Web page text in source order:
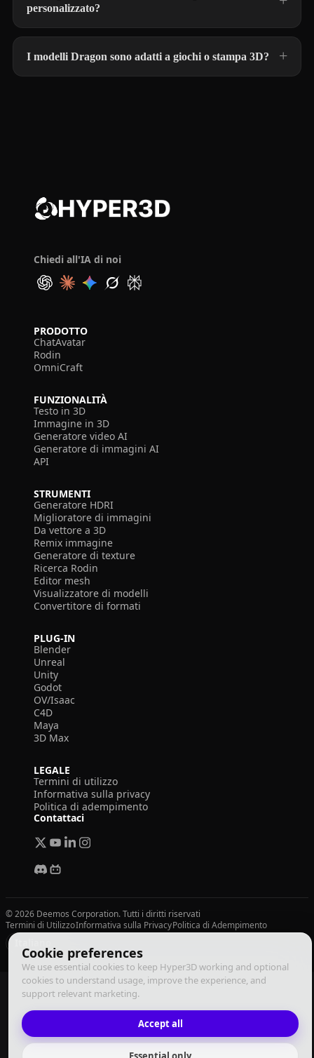
Cookie preferences
We use essential cookies to keep Hyper3D working and optional
cookies to understand usage, improve the experience, and
support relevant marketing.
Accept all
personalizzato?
I modelli Dragon sono adatti a giochi o stampa 3D?
Chiedi all'IA di noi
PRODOTTO
ChatAvatar
Rodin
OmniCraft
FUNZIONALITÀ
Testo in 3D
Immagine in 3D
Generatore video AI
Generatore di immagini AI
API
STRUMENTI
Generatore HDRI
Miglioratore di immagini
Da vettore a 3D
Remix immagine
Generatore di texture
Ricerca Rodin
Editor mesh
Visualizzatore di modelli
Convertitore di formati
PLUG-IN
Blender
Unreal
Unity
Godot
OV/Isaac
C4D
Maya
3D Max
LEGALE
Termini di utilizzo
Informativa sulla privacy
Politica di adempimento
Contattaci
© 2026 Deemos Corporation. Tutti i diritti riservati
Termini di UtilizzoInformativa sulla PrivacyPolitica di Adempimento